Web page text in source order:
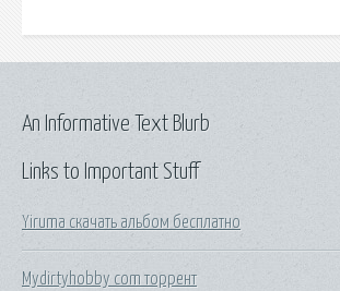
Links to Important Stuff
Yiruma скачать альбом бесплатно
Mydirtyhobby com торрент
An Informative Text Blurb